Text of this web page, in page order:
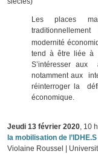
Les places
modernité
tend à être liée à
S’intéresser aux
notamment aux
réinterroger la
économique.
Jeudi 13 février 2020, 10
la mobilisation de
Violaine Roussel |